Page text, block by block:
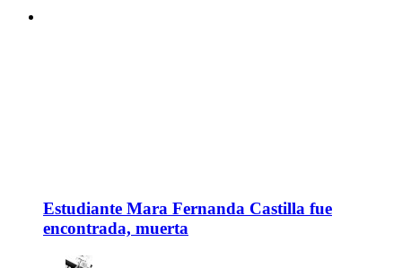
Estudiante Mara Fernanda Castilla fue
encontrada, muerta